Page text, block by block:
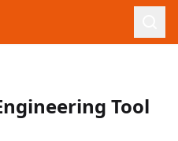
Tool